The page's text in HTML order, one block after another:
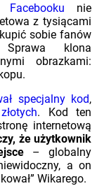
nie
z tysiącami
sobie fanów
klona
obrazkami:
specjalny kod,
. Kod ten
internetową
że użytkownik
– globalny
a on
Wikarego.